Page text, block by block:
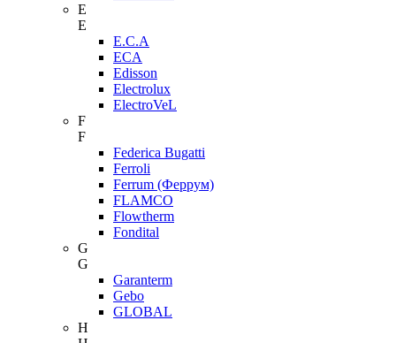
E
E
E.C.A
ECA
Edisson
Electrolux
ElectroVeL
F
F
Federica Bugatti
Ferroli
Ferrum (Феррум)
FLAMCO
Flowtherm
Fondital
G
G
Garanterm
Gebo
GLOBAL
H